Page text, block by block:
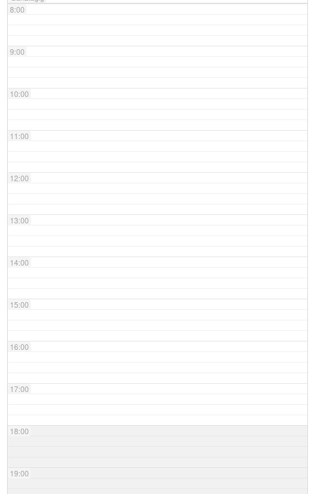
8:00
9:00
10:00
11:00
12:00
13:00
14:00
15:00
16:00
17:00
18:00
19:00